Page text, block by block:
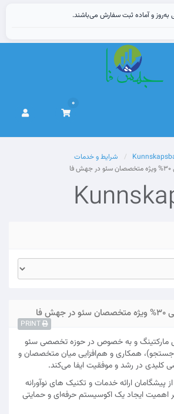
و آماده ثبت سفارش می‌باشند.
0
شرایط و خدمات
فا
PRINT
مارکتینگ و به خصوص در حوزه تخصصی سئو
جستجو)، همکاری و هم‌افزایی میان متخصصان و
کلیدی در رشد و موفقیت ایفا می‌کند.
پیشگامان ارائه خدمات و تکنیک های نوآورانه
اهمیت ایجاد یک اکوسیستم حرفه‌ای و حمایتی